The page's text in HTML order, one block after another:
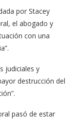
por Stacey
el abogado y
con una
judiciales y
destrucción del
pasó de estar